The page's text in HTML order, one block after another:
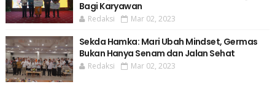
Bagi Karyawan
Redaksi Mar 02, 2023
Sekda Hamka: Mari Ubah Mindset, Germas
Bukan Hanya Senam dan Jalan Sehat
Redaksi Mar 02, 2023